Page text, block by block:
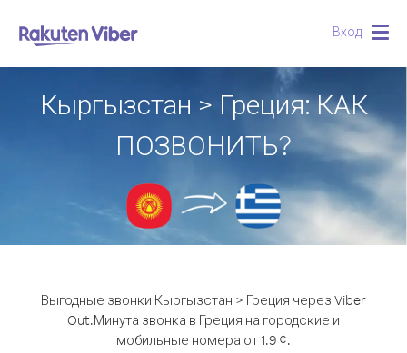
Вход
Кыргызстан > Греция: КАК
ПОЗВОНИТЬ?
Выгодные звонки Кыргызстан > Греция через Viber
Out.Минута звонка в Греция на городские и
мобильные номера от 1.9 ¢.